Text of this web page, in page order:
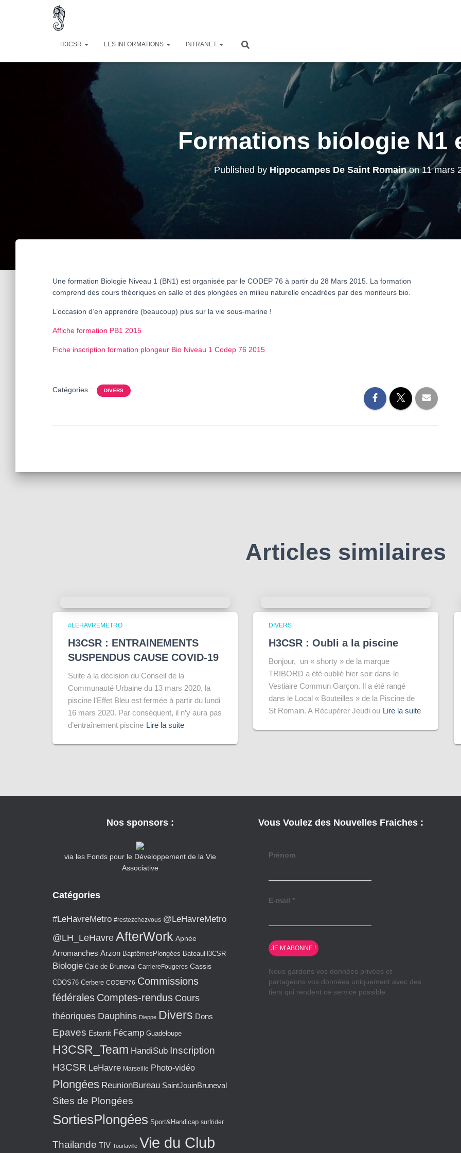
H3CSR LES INFORMATIONS INTRANET
Formations biologie N1
Published by Hippocampes De Saint Romainon11 mars
Une formation Biologie Niveau 1 (BN1) est organisée par le CODEP 76 à partir du 28 Mars 2015. La formation
comprend des cours théoriques en salle et des plongées en milieu naturelle encadrées par des moniteurs bio.
L’occasion d’en apprendre (beaucoup) plus sur la vie sous-marine !
Affiche formation PB1 2015
Fiche inscription formation plongeur Bio Niveau 1 Codep 76 2015
Catégories : DIVERS
Articles similaires
#LEHAVREMETRO
H3CSR : ENTRAINEMENTS
SUSPENDUS CAUSE COVID-19
Suite à la décision du Conseil de la
Communauté Urbaine du 13 mars 2020, la
piscine l’Effet Bleu est fermée à partir du lundi
16 mars 2020. Par conséquent, il n’y aura pas
d’entraînement piscine Lire la suite
DIVERS
H3CSR : Oubli a la piscine
Bonjour, un « shorty » de la marque
TRIBORD a été oublié hier soir dans le
Vestiaire Commun Garçon. Il a été rangé
dans le Local « Bouteilles » de la Piscine de
St Romain. A Récupérer Jeudi ou Lire la suite
Nos sponsors :
via les Fonds pour le Développement de la Vie
Associative
Catégories
#LeHavreMetro #restezchezvous @LeHavreMetro
@LH_LeHavre AfterWork Apnée
Arromanches Arzon BaptêmesPlongées BateauH3CSR
Biologie Cale de Bruneval CarriereFougeres Cassis
CDOS76 Cerbere CODEP76 Commissions
fédérales Comptes-rendus Cours
théoriques Dauphins Dieppe Divers Dons
Epaves Estartit Fécamp Guadeloupe
H3CSR_Team HandiSub Inscription
H3CSR LeHavre Marseille Photo-vidéo
Plongées ReunionBureau SaintJouinBruneval
Sites de Plongées
SortiesPlongées Sport&Handicap surfrider
Thailande TIV Tourlaville Vie du Club
Vous Voulez des Nouvelles Fraiches :
Prénom
E-mail *
Nous gardons vos données privées et
partageons vos données uniquement avec des
tiers qui rendent ce service possible